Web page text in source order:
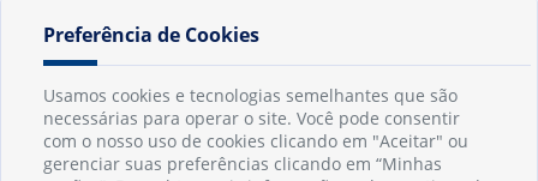
Preferência de Cookies
Usamos cookies e tecnologias semelhantes que são
necessárias para operar o site. Você pode consentir
com o nosso uso de cookies clicando em "Aceitar" ou
gerenciar suas preferências clicando em “Minhas